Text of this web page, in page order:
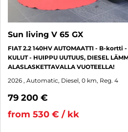
Sun living V 65 GX
FIAT 2.2 140HV AUTOMAATTI - B-kortti
KULUT - HUIPPU UUTUUS, DIESEL
ALASLASKETTAVALLA VUOTEELLA!
2026 , Automatic, Diesel, 0 km, Reg. 4
79 200 €
from 530 € / kk